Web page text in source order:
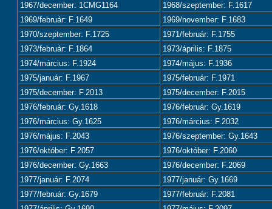
1967/december: 1CMG1164
1968/szeptember: F.1617
1969/február: F.1649
1969/november: F.1683
1970/szeptember: F.1725
1971/február: F.1755
1973/február: F.1864
1973/április: F.1875
1974/március: F.1924
1974/május: F.1936
1975/január: F.1967
1975/február: F.1971
1975/december: F.2013
1975/december: F.2015
1976/február: Gy.1618
1976/február: Gy.1619
1976/március: Gy.1625
1976/március: F.2032
1976/május: F.2043
1976/szeptember: Gy.1643
1976/október: F.2057
1976/október: F.2060
1976/december: Gy.1663
1976/december: F.2069
1977/január: F.2074
1977/január: Gy.1669
1977/február: Gy.1679
1977/február: F.2081